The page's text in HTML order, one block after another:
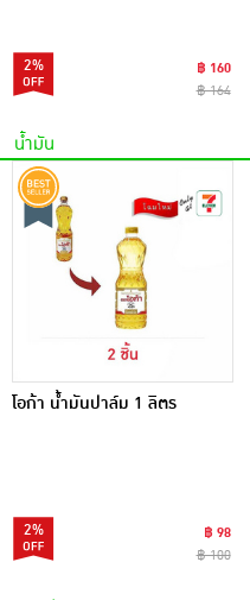
2%
฿ 160
฿ 164
น้ำมัน
โอก้า น้ำมันปาล์ม 1 ลิตร
2%
฿ 98
฿ 100